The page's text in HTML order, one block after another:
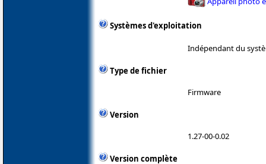
Systèmes d'exploitation
Indépendant du
Type de fichier
Firmware
Version
1.27-00-0.02
Version complète